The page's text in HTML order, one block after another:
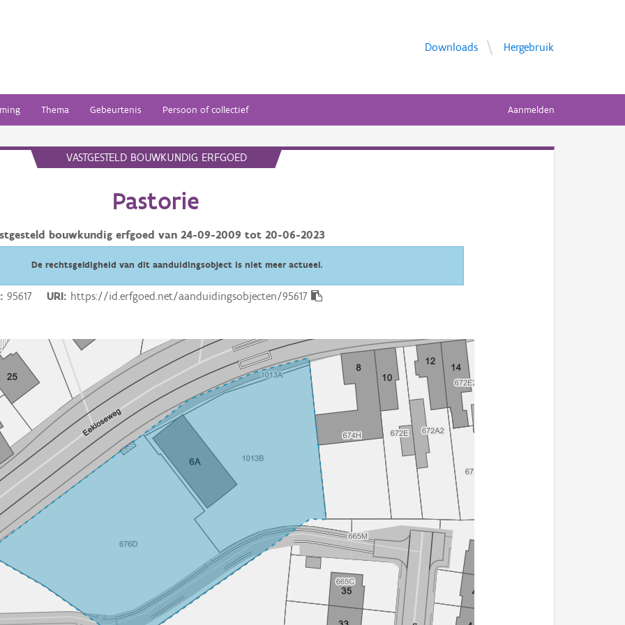
Downloads Hergebruik
Thema Gebeurtenis Persoon of collectief Aanmelden
VASTGESTELD BOUWKUNDIG ERFGOED
Pastorie
bouwkundig erfgoed van24-09-2009 tot20-06-2023
De rechtsgeldigheid van dit aanduidingsobject is niet meer actueel.
95617 URI https://id.erfgoed.net/aanduidingsobjecten/95617